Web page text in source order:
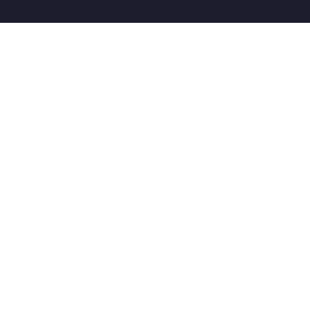
Marketing GmbH